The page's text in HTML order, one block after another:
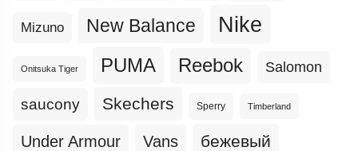
Mizuno New Balance Nike
Onitsuka Tiger PUMA Reebok Salomon
saucony Skechers Sperry Timberland
Under Armour Vans бежевый